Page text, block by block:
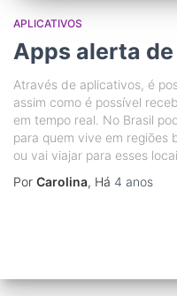
APLICATIVOS
Apps alerta
Através de aplicativos, é
assim como é possível
em tempo real. No Brasil
para quem vive em regiões
ou vai viajar para esses
Por Carolina, Há 4 anos